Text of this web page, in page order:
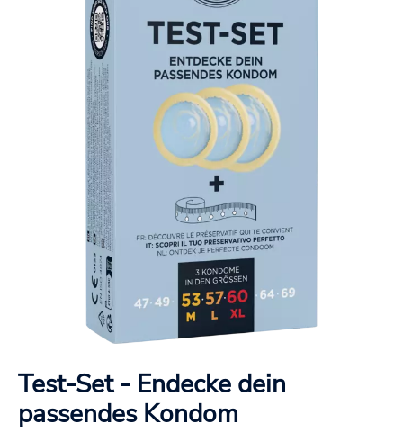
Test-Set - Endecke dein
passendes Kondom